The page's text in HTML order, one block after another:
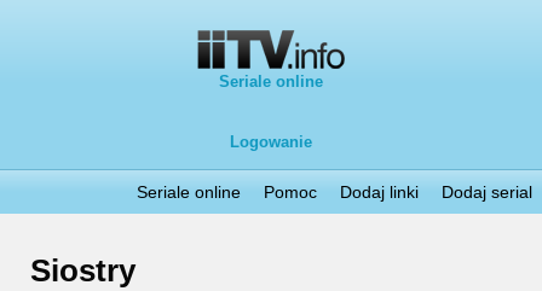
Seriale online
Logowanie
Seriale online Pomoc Dodaj linki Dodaj serial
Siostry